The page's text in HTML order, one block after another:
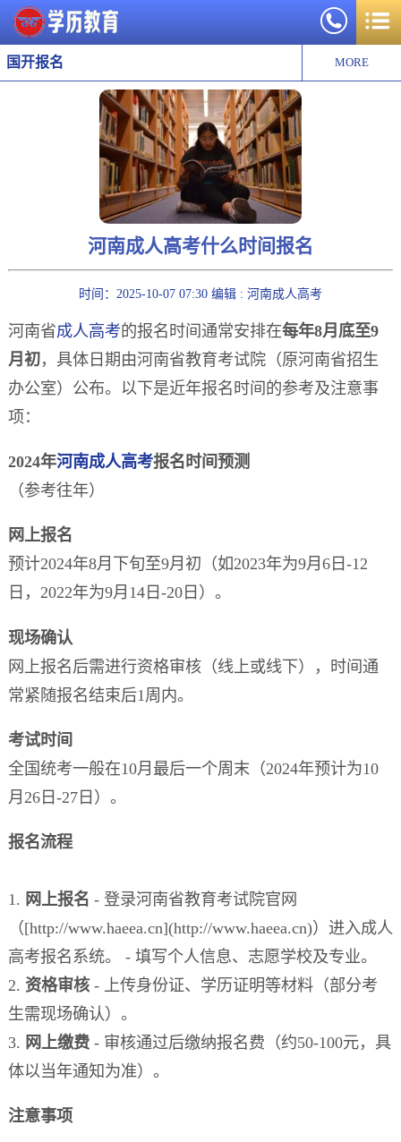
MORE
国开报名
河南成人高考什么时间报名
时间：2025-10-07 07:30 编辑 : 河南成人高考
河南省成人高考的报名时间通常安排在每年8月底至9
月初，具体日期由河南省教育考试院（原河南省招生
办公室）公布。以下是近年报名时间的参考及注意事
项：
2024年河南成人高考报名时间预测
（参考往年）
网上报名
预计2024年8月下旬至9月初（如2023年为9月6日-12
日，2022年为9月14日-20日）。
现场确认
网上报名后需进行资格审核（线上或线下），时间通
常紧随报名结束后1周内。
考试时间
全国统考一般在10月最后一个周末（2024年预计为10
月26日-27日）。
报名流程
1. 网上报名 - 登录河南省教育考试院官网
（[http://www.haeea.cn](http://www.haeea.cn)）进入成人
高考报名系统。 - 填写个人信息、志愿学校及专业。
2. 资格审核- 上传身份证、学历证明等材料（部分考
生需现场确认）。
3. 网上缴费- 审核通过后缴纳报名费（约50-100元，具
体以当年通知为准）。
注意事项